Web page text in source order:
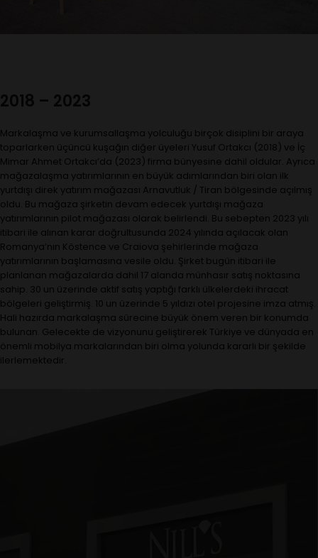
2018 – 2023
Markalaşma ve kurumsallaşma yolculuğu birçok disiplini bir araya
toparlarken üçüncü kuşağın diğer üyeleri Yusuf Ortakcı (2018) ve İç
Mimar Ahmet Ortakcı’da (2023) firma bünyesine dahil oldular. Ayrıca
mağazalaşma yatırımlarının en büyük adımlarından biri olan ilk
yurtdışı direk yatırım mağazası Arnavutluk / Tiran bölgesinde açılmış
oldu. Bu mağaza şirketin devam edecek yurtdışı mağaza
yatırımlarının pilot mağazası olarak belirlendi. Bu sebepten 2023 yılı
itibari ile alınan karar doğrultusunda 2024 yılında açılacak olan
Romanya’nın Köstence ve Craiova şehirlerinde mağaza
yatırımlarının başlamasına vesile oldu. Şirket bugün itibari ile
planlanan mağazalarda dahil 17 alanda münhasır satış noktasına
sahip. 30 un üzerinde aktif satış yaptığı farklı ülkelerdeki ihracat
bölgeleri geliştirmiş. 10 un üzerinde 5 yıldızı otel projesine imza atmış.
Hali hazırda markalaşma sürecine büyük önem veren bir konumda
bulunan. Gelecekte de vizyonunu geliştirerek Türkiye ve dünyada en
önemli mobilya markalarından biri olma yolunda kararlı bir şekilde
ilerlemektedir.